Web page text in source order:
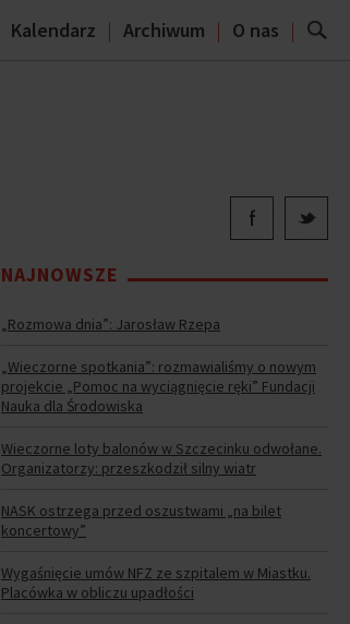
Kalendarz Archiwum O nas
NAJNOWSZE
„Rozmowa dnia”: Jarosław Rzepa
„Wieczorne spotkania”: rozmawialiśmy o nowym
projekcie „Pomoc na wyciągnięcie ręki” Fundacji
Nauka dla Środowiska
Wieczorne loty balonów w Szczecinku odwołane.
Organizatorzy: przeszkodził silny wiatr
NASK ostrzega przed oszustwami „na bilet
koncertowy”
Wygaśnięcie umów NFZ ze szpitalem w Miastku.
Placówka w obliczu upadłości